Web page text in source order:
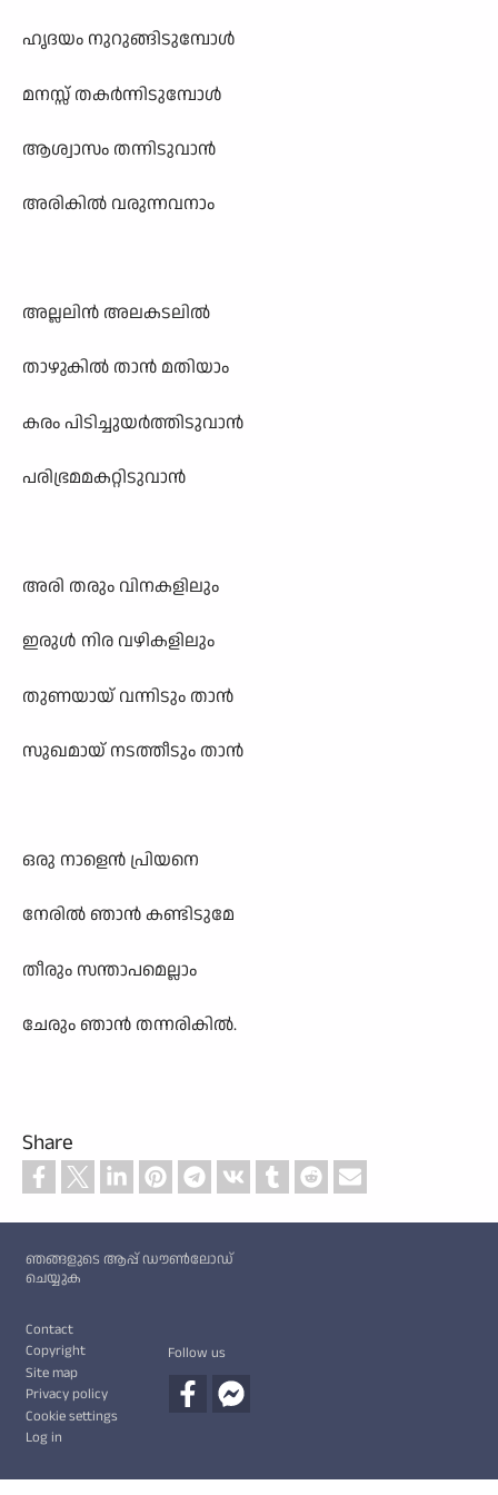
ഹൃദയം നുറുങ്ങിടുമ്പോൾ
മനസ്സ് തകർന്നിടുമ്പോൾ
ആശ്വാസം തന്നിടുവാൻ
അരികിൽ വരുന്നവനാം
അല്ലലിൻ അലകടലിൽ
താഴുകിൽ താൻ മതിയാം
കരം പിടിച്ചുയർത്തിടുവാൻ
പരിഭ്രമമകറ്റിടുവാൻ
അരി തരും വിനകളിലും
ഇരുൾ നിര വഴികളിലും
തുണയായ് വന്നിടും താൻ
സുഖമായ് നടത്തീടും താൻ
ഒരു നാളെൻ പ്രിയനെ
നേരിൽ ഞാൻ കണ്ടിടുമേ
തീരും സന്താപമെല്ലാം
ചേരും ഞാൻ തന്നരികിൽ.
Share
ഞങ്ങളുടെ ആപ്പ് ഡൗൺലോഡ്
ചെയ്യുക
Contact
Copyright
Site map
Privacy policy
Cookie settings
Log in
Follow us